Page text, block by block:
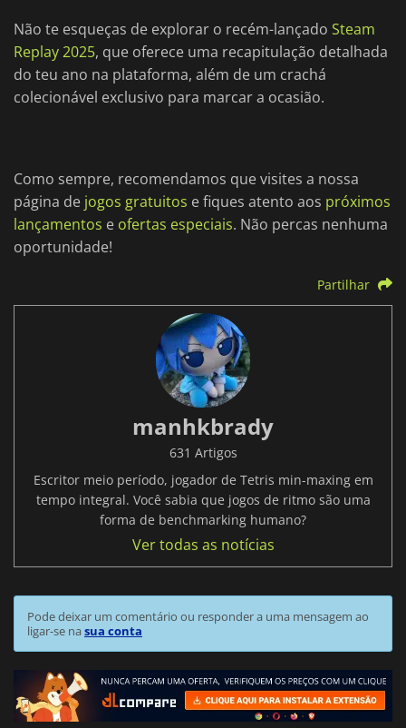
Não te esqueças de explorar o recém-lançado Steam
Replay 2025, que oferece uma recapitulação detalhada
do teu ano na plataforma, além de um crachá
colecionável exclusivo para marcar a ocasião.
Como sempre, recomendamos que visites a nossa
página de jogos gratuitos e fiques atento aos próximos
lançamentos e ofertas especiais. Não percas nenhuma
oportunidade!
Partilhar
manhkbrady
631 Artigos
Escritor meio período, jogador de Tetris min-maxing em
tempo integral. Você sabia que jogos de ritmo são uma
forma de benchmarking humano?
Ver todas as notícias
Pode deixar um comentário ou responder a uma mensagem ao
ligar-se nasua conta